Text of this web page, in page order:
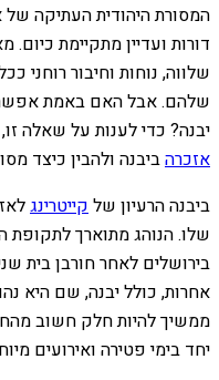
המסורת היהודית העתיקה של
דורות ועדיין מתקיימת כיום.
שלווה, נוחות וחיבור
שלהם. אבל האם באמת אפשר
יבנה? כדי לענות על שאלה
אזכרהביבנה ולהבין כיצד
ביבנה הרעיון שלקייטרינג
שלו. הנוהג מתוארך
בירושלים לאחר חורבן בית
אחרות, כולל יבנה, שם היא
ממשיך להיות חלק חשוב
יחד בימי פטירה ואירועים